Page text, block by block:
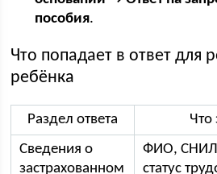
пособия.
Что попадает в ответ для
ребёнка
Раздел ответа
Что
Сведения о
застрахованном
ФИО,
статус